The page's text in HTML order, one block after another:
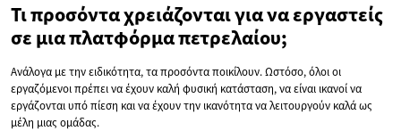
Τι προσόντα χρειάζονται για να εργαστείς
σε μια πλατφόρμα πετρελαίου;
Ανάλογα με την ειδικότητα, τα προσόντα ποικίλουν. Ωστόσο, όλοι οι
εργαζόμενοι πρέπει να έχουν καλή φυσική κατάσταση, να είναι ικανοί να
εργάζονται υπό πίεση και να έχουν την ικανότητα να λειτουργούν καλά ως
μέλη μιας ομάδας.